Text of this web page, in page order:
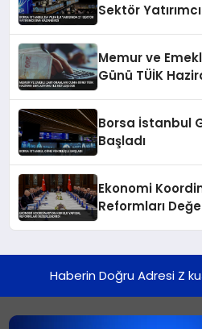
Sektör
Memur ve
Günü TÜİK
Borsa İstanbul
Başladı
Ekonomi
Reformları
Haberin Doğru Adresi Z